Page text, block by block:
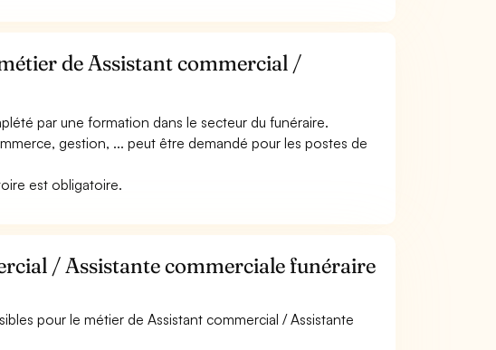
de Assistant commercial /
par une formation dans le secteur du funéraire.
gestion, ... peut être demandé pour les postes de
est obligatoire.
/ Assistante commerciale funéraire
pour le métier de Assistant commercial / Assistante